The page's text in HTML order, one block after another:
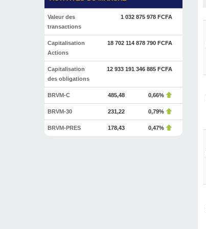
Valeur des
transactions
1 032 875 978 FCFA
Capitalisation
Actions
18 702 114 878 790 FCFA
Capitalisation
des obligations
12 933 191 346 885 FCFA
BRVM-C 485,48 0,66%
BRVM-30 231,22 0,79%
BRVM-PRES 178,43 0,47%